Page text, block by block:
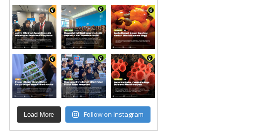
Load More Follow on Instagram